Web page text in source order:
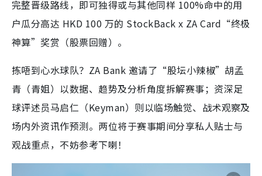
完整晋级路线，即可独得或与其他同样 100%命中的用
户瓜分高达 HKD 100 万的 StockBack x ZA Card“终极
神算”奖赏（股票回赠）。
拣唔到心水球队？ZA Bank 邀请了“股坛小辣椒”胡孟
青（青姐）以数据、趋势及分析角度拆解赛事；资深足
球评述员马启仁（Keyman）则以临场触觉、战术观察及
场内外资讯作预测。两位将于赛事期间分享私人贴士与
观战重点，不妨参考下喇！